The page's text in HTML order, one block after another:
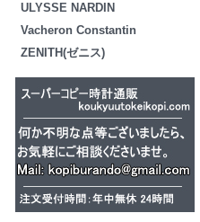
ULYSSE NARDIN
Vacheron Constantin
ZENITH(ゼニス)